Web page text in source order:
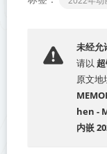
未经允
请以
原文地
hen -
内嵌